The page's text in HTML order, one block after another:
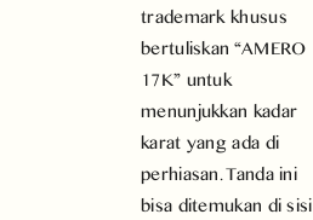
trademark khusus
bertuliskan “AMERO
17K” untuk
menunjukkan kadar
karat yang ada di
perhiasan. Tanda ini
bisa ditemukan di sisi